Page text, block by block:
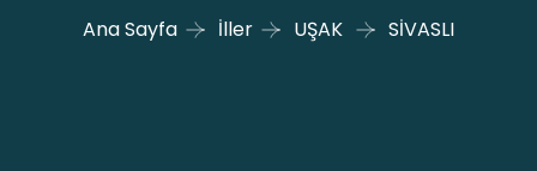
Ana Sayfa İller UŞAK SİVASLI